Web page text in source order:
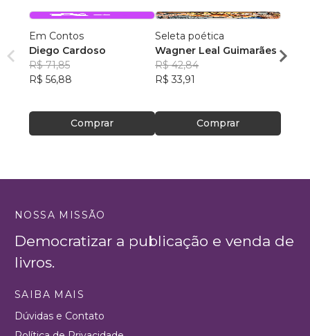
Em Contos
Diego Cardoso
R$ 71,85
R$ 56,88
Comprar
Seleta poética
Wagner Leal Guimarães
R$ 42,84
R$ 33,91
Comprar
ainda
Carla
NOSSA MISSÃO
Democratizar a publicação e venda de
livros.
SAIBA MAIS
Dúvidas e Contato